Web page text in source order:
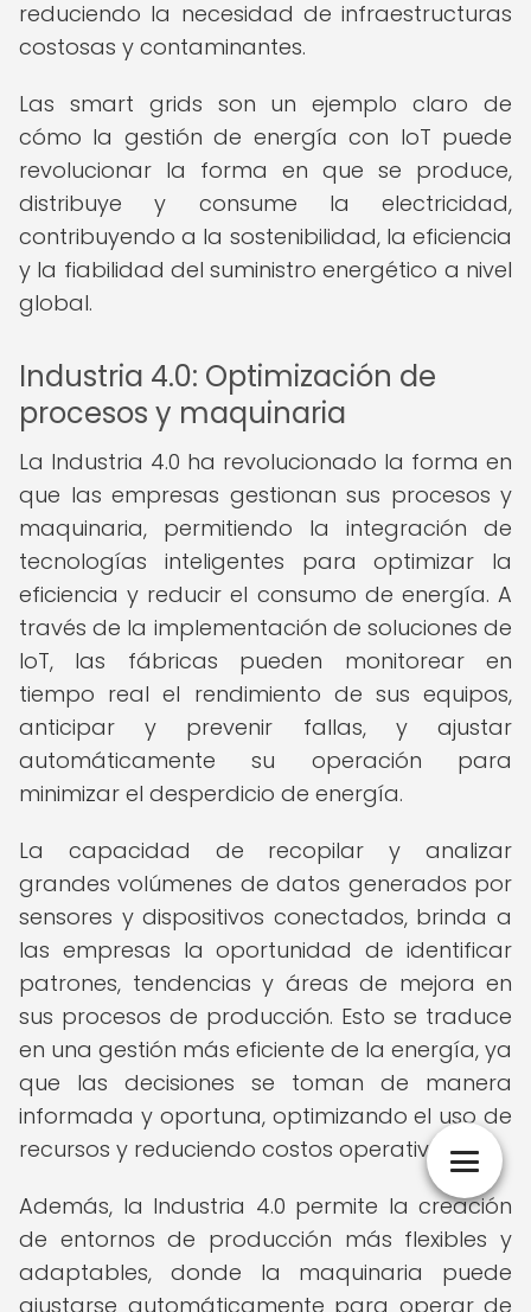
reduciendo la necesidad de infraestructuras
costosas y contaminantes.
Las smart grids son un ejemplo claro de
cómo la gestión de energía con IoT puede
revolucionar la forma en que se produce,
distribuye y consume la electricidad,
contribuyendo a la sostenibilidad, la eficiencia
y la fiabilidad del suministro energético a nivel
global.
Industria 4.0: Optimización de
procesos y maquinaria
La Industria 4.0 ha revolucionado la forma en
que las empresas gestionan sus procesos y
maquinaria, permitiendo la integración de
tecnologías inteligentes para optimizar la
eficiencia y reducir el consumo de energía. A
través de la implementación de soluciones de
IoT, las fábricas pueden monitorear en
tiempo real el rendimiento de sus equipos,
anticipar y prevenir fallas, y ajustar
automáticamente su operación para
minimizar el desperdicio de energía.
La capacidad de recopilar y analizar
grandes volúmenes de datos generados por
sensores y dispositivos conectados, brinda a
las empresas la oportunidad de identificar
patrones, tendencias y áreas de mejora en
sus procesos de producción. Esto se traduce
en una gestión más eficiente de la energía, ya
que las decisiones se toman de manera
informada y oportuna, optimizando el uso de
recursos y reduciendo costos operativos.
Además, la Industria 4.0 permite la creación
de entornos de producción más flexibles y
adaptables, donde la maquinaria puede
ajustarse automáticamente para operar de